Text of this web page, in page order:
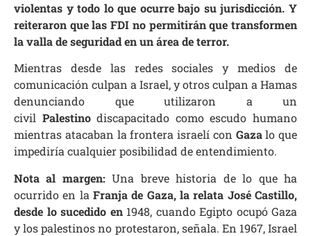
violentas y todo lo que ocurre bajo su jurisdicción. Y
reiteraron que las FDI no permitirán que transformen
la valla de seguridad en un área de terror.
Mientras desde las redes sociales y medios de
comunicación culpan a Israel, y otros culpan a Hamas
denunciando que utilizaron a un
civil Palestinodiscapacitado como escudo humano
mientras atacaban la frontera israelí con Gazalo que
impediría cualquier posibilidad de entendimiento.
Nota al margen: Una breve historia de lo que ha
ocurrido en la Franja de Gaza, la relata José Castillo,
desde lo sucedido en 1948, cuando Egipto ocupó Gaza
y los palestinos no protestaron, señala. En 1967, Israel